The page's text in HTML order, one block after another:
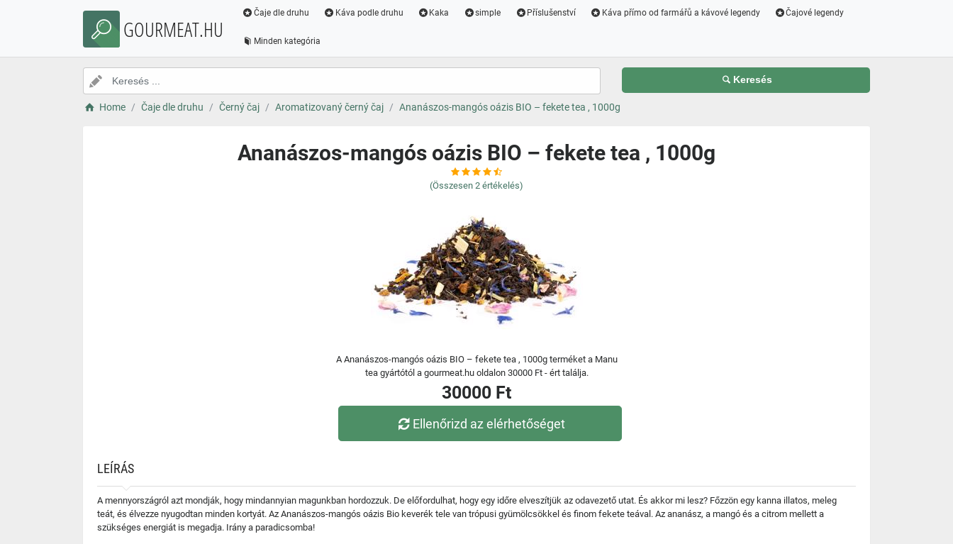
GOURMEAT.HU
Čaje dle druhu Káva podle druhu Kaka simple Příslušenství Káva přímo od farmářů a kávové legendy Čajové legendy
Minden kategória
Keresés
Home Čaje dle druhu Černý čaj Aromatizovaný černý čaj Ananászos-mangós oázis BIO – fekete tea , 1000g
Ananászos-mangós oázis BIO – fekete tea , 1000g
(Összesen 2 értékelés)
A Ananászos-mangós oázis BIO – fekete tea , 1000g terméket a Manu
tea gyártótól a gourmeat.hu oldalon 30000 Ft - ért találja.
30000 Ft
Ellenőrizd az elérhetőséget
LEÍRÁS
A mennyországról azt mondják, hogy mindannyian magunkban hordozzuk. De előfordulhat, hogy egy időre elveszítjük az odavezető utat. És akkor mi lesz? Főzzön egy kanna illatos, meleg
teát, és élvezze nyugodtan minden kortyát. Az Ananászos-mangós oázis Bio keverék tele van trópusi gyümölcsökkel és finom fekete teával. Az ananász, a mangó és a citrom mellett a
szükséges energiát is megadja. Irány a paradicsomba!